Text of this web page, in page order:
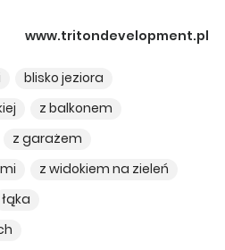
www.tritondevelopment.pl
blisko jeziora
z balkonem
z garażem
z widokiem na zieleń
łąka